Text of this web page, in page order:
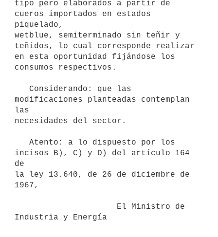
tipo pero elaborados a partir de
cueros importados en estados
piquelado,
wetblue, semiterminado sin teñir y
teñidos, lo cual corresponde realizar
en esta oportunidad fijándose los
consumos respectivos.
modificaciones planteadas contemplan
las
necesidades del sector.
incisos B), C) y D) del artículo 164
de
la ley 13.640, de 26 de diciembre de
1967,
Industria y Energía